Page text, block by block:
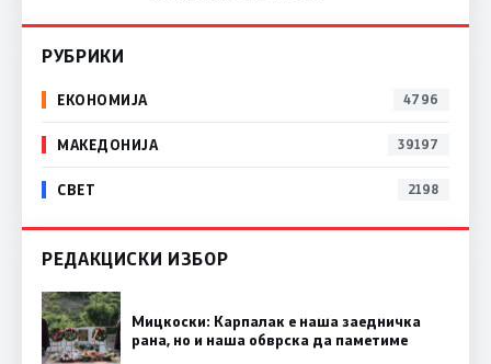
РУБРИКИ
ЕКОНОМИЈА 4796
МАКЕДОНИЈА 39197
СВЕТ 2198
РЕДАКЦИСКИ ИЗБОР
Мицкоски: Карпалак е наша заедничка
рана, но и наша обврска да паметиме